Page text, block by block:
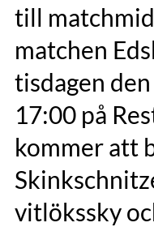
till
matchen
tisdagen
17:00 på
kommer att
vitlökssky